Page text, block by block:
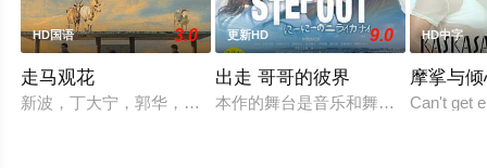
HD国语 3.0
走马观花
新波，丁大宁，郭华，程一木他们毕业于同一所大学。他们和
更新HD 9.0
出走 哥哥的彼界
本作的舞台是音乐和舞蹈融入生活的
HD中字
摩挲与
Can't get